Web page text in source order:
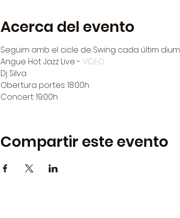
Acerca del evento
Seguim amb el cicle de Swing cada últim
Angue Hot Jazz Live - VIDEO
Dj Silva
Obertura portes: 18:00h
Concert: 19:00h
Compartir este evento